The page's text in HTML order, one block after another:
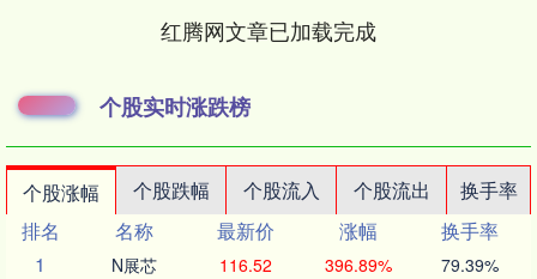
红腾网文章已加载完成
个股实时涨跌榜
个股涨幅 个股跌幅 个股流入 个股流出
换手率
排名
名称 最新价 涨幅
换手率
1
N展芯 116.52 396.89% 79.39%